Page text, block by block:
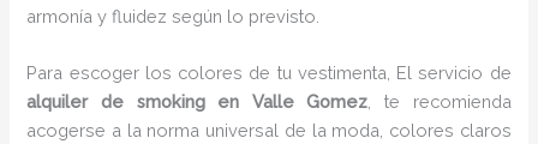
armonía y fluidez según lo previsto.
Para escoger los colores de tu vestimenta, El servicio de
alquiler de smoking en Valle Gomez , te recomienda
acogerse a la norma universal de la moda, colores claros